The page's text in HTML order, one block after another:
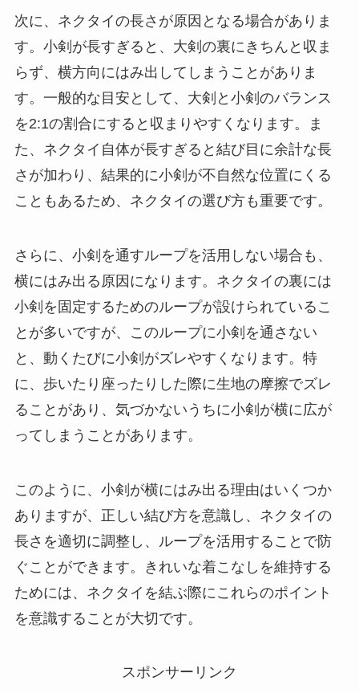
次に、ネクタイの長さが原因となる場合がありま
す。小剣が長すぎると、大剣の裏にきちんと収ま
らず、横方向にはみ出してしまうことがありま
す。一般的な目安として、大剣と小剣のバランス
を2:1の割合にすると収まりやすくなります。ま
た、ネクタイ自体が長すぎると結び目に余計な長
さが加わり、結果的に小剣が不自然な位置にくる
こともあるため、ネクタイの選び方も重要です。
さらに、小剣を通すループを活用しない場合も、
横にはみ出る原因になります。ネクタイの裏には
小剣を固定するためのループが設けられているこ
とが多いですが、このループに小剣を通さない
と、動くたびに小剣がズレやすくなります。特
に、歩いたり座ったりした際に生地の摩擦でズレ
ることがあり、気づかないうちに小剣が横に広が
ってしまうことがあります。
このように、小剣が横にはみ出る理由はいくつか
ありますが、正しい結び方を意識し、ネクタイの
長さを適切に調整し、ループを活用することで防
ぐことができます。きれいな着こなしを維持する
ためには、ネクタイを結ぶ際にこれらのポイント
を意識することが大切です。
スポンサーリンク